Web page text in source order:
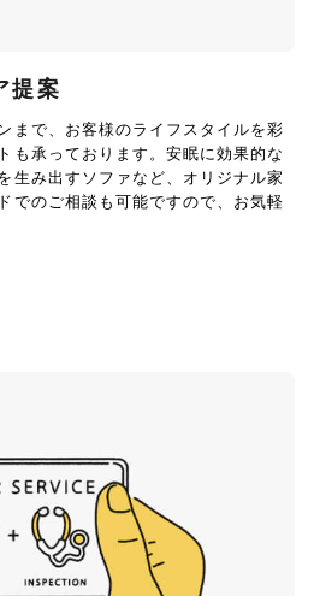
提案
まで、お客様のライフスタイルを彩
も承っております。安眠に効果的な
生み出すソファなど、オリジナル家
でのご相談も可能ですので、お気軽